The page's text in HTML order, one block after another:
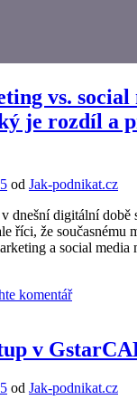
vs. social
je rozdíl a
od Jak-podnikat.cz
dnešní digitální době
říci, že současnému
a social
komentář
v
od Jak-podnikat.cz